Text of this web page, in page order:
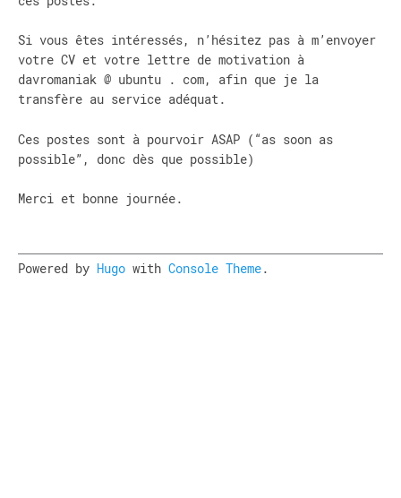
Si vous êtes intéressés, n’hésitez pas à m’envoyer
votre CV et votre lettre de motivation à
davromaniak @ ubuntu . com, afin que je la
transfère au service adéquat.
Ces postes sont à pourvoir ASAP (“as soon as
possible”, donc dès que possible)
Merci et bonne journée.
Powered by Hugo with Console Theme.